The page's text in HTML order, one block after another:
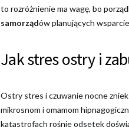
to rozróżnienie ma wagę, bo
samorządów planujących
Jak stres ostry i
Ostry stres i czuwanie nocne
mikrosnom i omamom
katastrofach rośnie odsetek